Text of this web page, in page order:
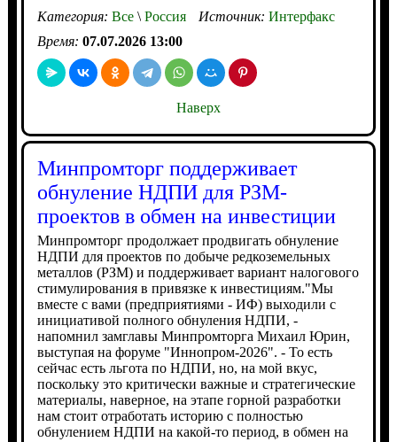
Категория: Все\Россия Источник: Интерфакс
Время: 07.07.2026 13:00
Наверх
Минпромторг поддерживает
обнуление НДПИ для РЗМ-
проектов в обмен на инвестиции
Минпромторг продолжает продвигать обнуление
НДПИ для проектов по добыче редкоземельных
металлов (РЗМ) и поддерживает вариант налогового
стимулирования в привязке к инвестициям."Мы
вместе с вами (предприятиями - ИФ) выходили с
инициативой полного обнуления НДПИ, -
напомнил замглавы Минпромторга Михаил Юрин,
выступая на форуме "Иннопром-2026". - То есть
сейчас есть льгота по НДПИ, но, на мой вкус,
поскольку это критически важные и стратегические
материалы, наверное, на этапе горной разработки
нам стоит отработать историю с полностью
обнулением НДПИ на какой-то период, в обмен на